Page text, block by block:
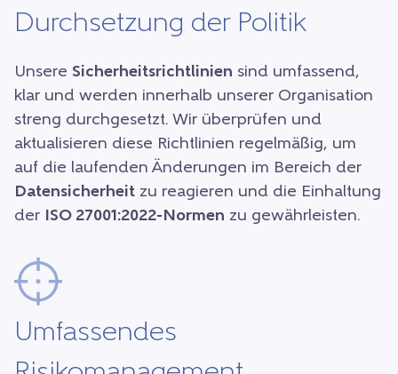
Durchsetzung der Politik
Unsere Sicherheitsrichtlinien sind umfassend,
klar und werden innerhalb unserer Organisation
streng durchgesetzt. Wir überprüfen und
aktualisieren diese Richtlinien regelmäßig, um
auf die laufenden Änderungen im Bereich der
Datensicherheit zu reagieren und die Einhaltung
der ISO 27001:2022-Normen zu gewährleisten.
Umfassendes